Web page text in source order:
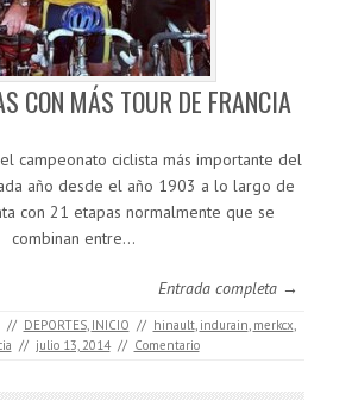
CON MÁS TOUR DE FRANCIA
campeonato ciclista más importante del
año desde el año 1903 a lo largo de
con 21 etapas normalmente que se
combinan entre…
Entrada completa →
// DEPORTES, INICIO // hinault, indurain, merkcx,
// julio 13, 2014 // Comentario